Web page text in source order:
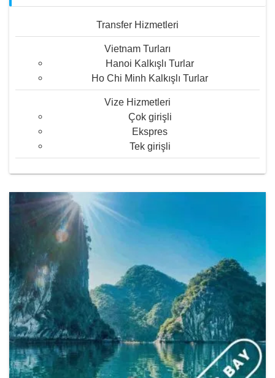
Transfer Hizmetleri
Vietnam Turları
Hanoi Kalkışlı Turlar
Ho Chi Minh Kalkışlı Turlar
Vize Hizmetleri
Çok girişli
Ekspres
Tek girişli